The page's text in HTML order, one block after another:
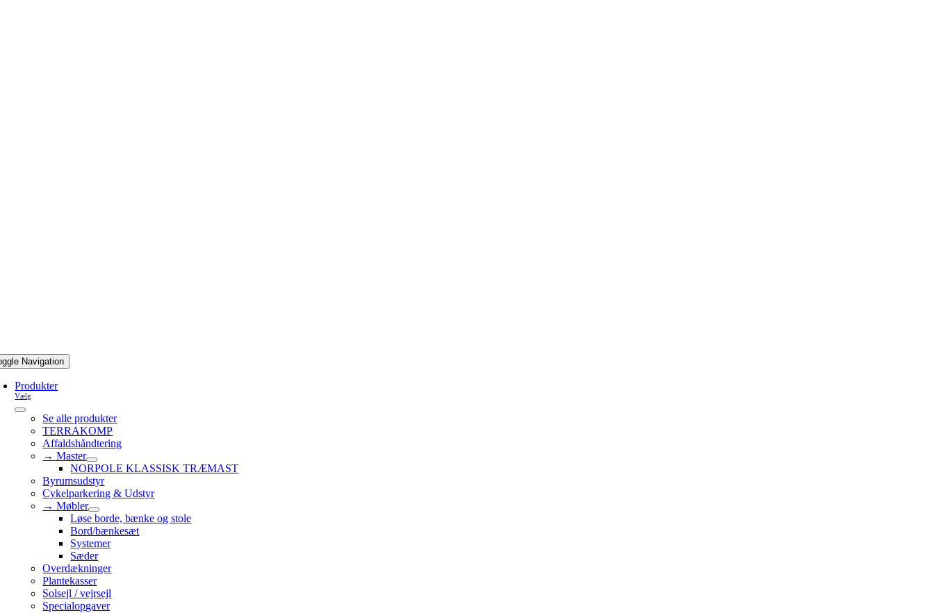
Navigation
Produkter
Vælg
Se alle produkter
TERRAKOMP
Affaldshåndtering
→ Master
NORPOLE KLASSISK TRÆMAST
Byrumsudstyr
Cykelparkering & Udstyr
→ Møbler
Løse borde, bænke og stole
Bord/bænkesæt
Systemer
Sæder
Overdækninger
Plantekasser
Solsejl / vejrsejl
Specialopgaver